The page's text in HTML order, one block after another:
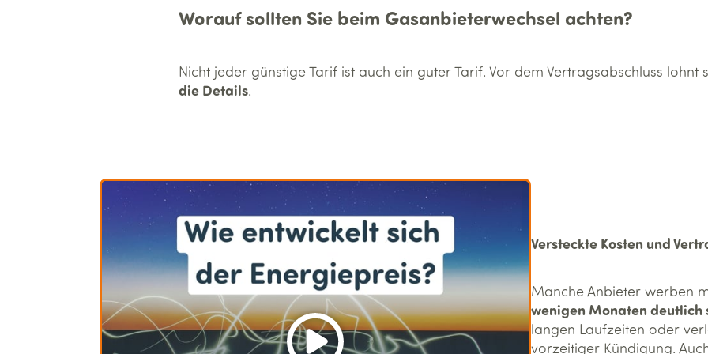
Worauf sollten Sie beim Gasanbieterwechsel achten?
Nicht jeder günstige Tarif ist auch ein guter Tarif. Vor dem Vertragsabschluss
die Details.
Versteckte Kosten und
Manche Anbieter werben
wenigen Monaten deutlich
langen Laufzeiten oder
vorzeitiger Kündigung.